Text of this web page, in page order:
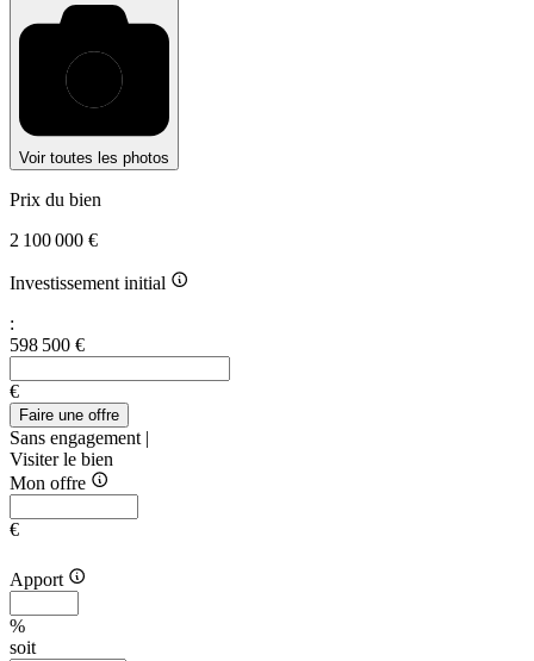
Voir toutes les photos
Prix du bien
2 100 000 €
Investissement initial
:
598 500 €
€
Faire une offre
Sans engagement |
Visiter le bien
Mon offre
€
Apport
%
soit